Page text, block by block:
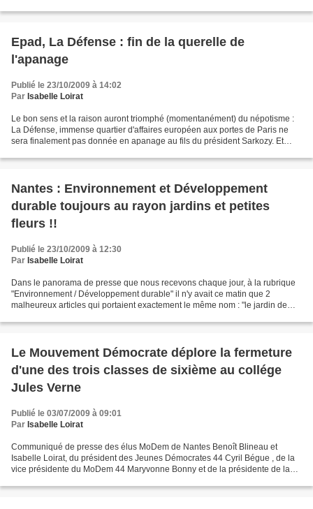
Epad, La Défense : fin de la querelle de
l'apanage
Publié le 23/10/2009 à 14:02
Par Isabelle Loirat
Le bon sens et la raison auront triomphé (momentanément) du népotisme :
La Défense, immense quartier d'affaires européen aux portes de Paris ne
sera finalement pas donnée en apanage au fils du président Sarkozy. Et
Nantes : Environnement et Développement
durable toujours au rayon jardins et petites
fleurs !!
Publié le 23/10/2009 à 12:30
Par Isabelle Loirat
Dans le panorama de presse que nous recevons chaque jour, à la rubrique
"Environnement / Développement durable" il n'y avait ce matin que 2
malheureux articles qui portaient exactement le même nom : "le jardin de
Le Mouvement Démocrate déplore la fermeture
d'une des trois classes de sixième au collége
Jules Verne
Publié le 03/07/2009 à 09:01
Par Isabelle Loirat
Communiqué de presse des élus MoDem de Nantes Benoît Blineau et
Isabelle Loirat, du président des Jeunes Démocrates 44 Cyril Bégue , de la
vice présidente du MoDem 44 Maryvonne Bonny et de la présidente de la